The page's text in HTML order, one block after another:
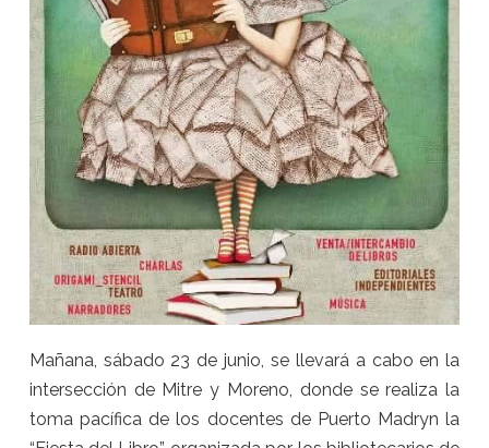
Mañana, sábado 23 de junio, se llevará a cabo en la
intersección de Mitre y Moreno, donde se realiza la
toma pacífica de los docentes de Puerto Madryn la